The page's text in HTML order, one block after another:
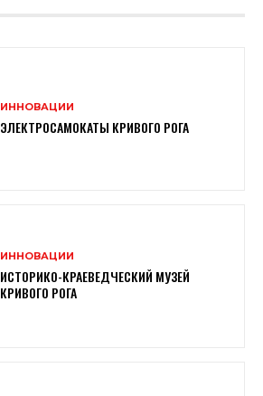
ИННОВАЦИИ
ЭЛЕКТРОСАМОКАТЫ КРИВОГО РОГА
ИННОВАЦИИ
ИСТОРИКО-КРАЕВЕДЧЕСКИЙ МУЗЕЙ
КРИВОГО РОГА